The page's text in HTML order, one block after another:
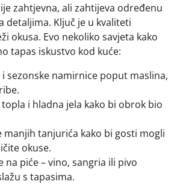
zahtjevna, ali zahtijeva određenu
detaljima. Ključ je u kvaliteti
okusa. Evo nekoliko savjeta kako
tapas iskustvo kod kuće:
i sezonske namirnice poput maslina,
i hladna jela kako bi obrok bio
manjih tanjurića kako bi gosti mogli
okuse.
na piće – vino, sangria ili pivo
s tapasima.